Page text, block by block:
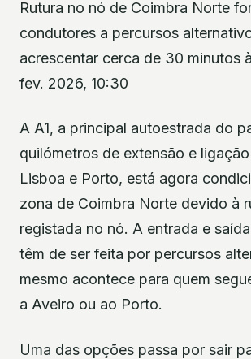
Rutura no nó de Coimbra Norte
condutores a percursos
acrescentar cerca de 30 minutos
fev. 2026, 10:30
A A1, a principal autoestrada do
quilómetros de extensão e
Lisboa e Porto, está agora
zona de Coimbra Norte devido à
registada no nó. A entrada e
têm de ser feita por percursos
mesmo acontece para quem
a Aveiro ou ao Porto.
Uma das opções passa por sair